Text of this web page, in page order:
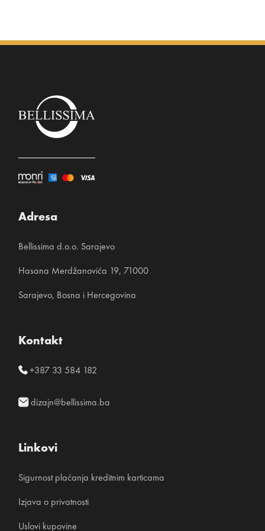
Adresa
Bellissima d.o.o. Sarajevo
Hasana Merdžanovića 19, 71000
Sarajevo, Bosna i Hercegovina
Kontakt
+387 33 584 182
dizajn@bellissima.ba
Linkovi
Sigurnost plaćanja kreditnim karticama
Izjava o privatnosti
Uslovi kupovine